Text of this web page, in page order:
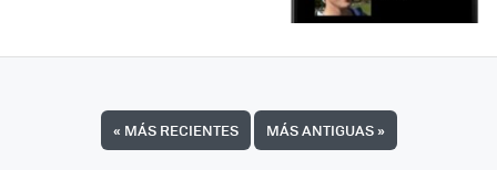
« MÁS RECIENTES MÁS ANTIGUAS»